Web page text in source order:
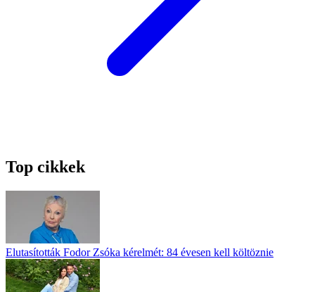
Top cikkek
Elutasították Fodor Zsóka kérelmét: 84 évesen kell költöznie